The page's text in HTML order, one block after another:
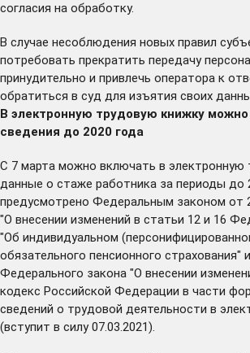
согласия на обработку.
В случае несоблюдения новых правил
потребовать прекратить передачу
принудительно и привлечь оператора к
обратиться в суд для изъятия своих
В электронную трудовую книжку
сведения до 2020 года
С 7 марта можно включать в электронную
данные о стаже работника за периоды до
предусмотрено Федеральным законом от
"О внесении изменений в статьи 12 и 16
"Об индивидуальном
обязательного пенсионного страхования"
Федерального закона "О внесении
кодекс Российской Федерации в части
сведений о трудовой деятельности в
(вступит в силу 07.03.2021).